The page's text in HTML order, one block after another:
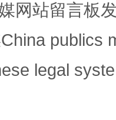
网站留言板
publics
legal